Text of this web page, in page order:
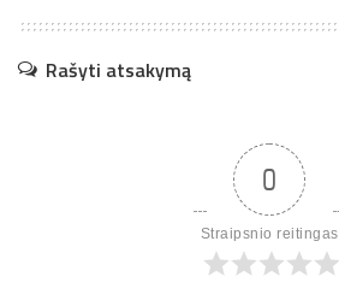
Rašyti atsakymą
0
Straipsnio reitingas